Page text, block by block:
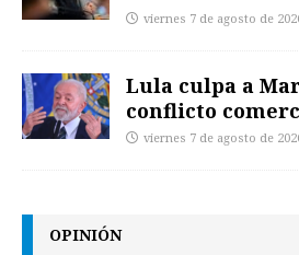
viernes 7 de agosto de
Lula culpa a
conflicto
viernes 7 de agosto de
OPINIÓN